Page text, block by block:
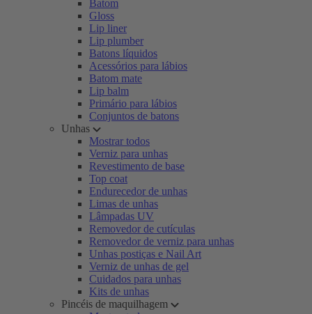
Batom
Gloss
Lip liner
Lip plumber
Batons líquidos
Acessórios para lábios
Batom mate
Lip balm
Primário para lábios
Conjuntos de batons
Unhas
Mostrar todos
Verniz para unhas
Revestimento de base
Top coat
Endurecedor de unhas
Limas de unhas
Lâmpadas UV
Removedor de cutículas
Removedor de verniz para unhas
Unhas postiças e Nail Art
Verniz de unhas de gel
Cuidados para unhas
Kits de unhas
Pincéis de maquilhagem